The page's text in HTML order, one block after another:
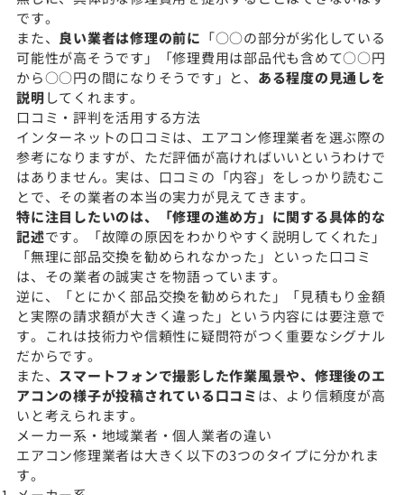
です。
また、 良い業者は修理の前に 「○○の部分が劣化している
可能性が高そうです」「修理費用は部品代も含めて○○円
から○○円の間になりそうです」と、 ある程度の見通しを
説明してくれます。
口コミ・評判を活用する方法
インターネットの口コミは、エアコン修理業者を選ぶ際の
参考になりますが、ただ評価が高ければいいというわけで
はありません。実は、口コミの「内容」をしっかり読むこ
とで、その業者の本当の実力が見えてきます。
特に注目したいのは、「修理の進め方」に関する具体的な
記述です。「故障の原因をわかりやすく説明してくれた」
「無理に部品交換を勧められなかった」といった口コミ
は、その業者の誠実さを物語っています。
逆に、「とにかく部品交換を勧められた」「見積もり金額
と実際の請求額が大きく違った」という内容には要注意で
す。これは技術力や信頼性に疑問符がつく重要なシグナル
だからです。
また、 スマートフォンで撮影した作業風景や、修理後のエ
アコンの様子が投稿されている口コミは、より信頼度が高
いと考えられます。
メーカー系・地域業者・個人業者の違い
エアコン修理業者は大きく以下の3つのタイプに分かれま
す。